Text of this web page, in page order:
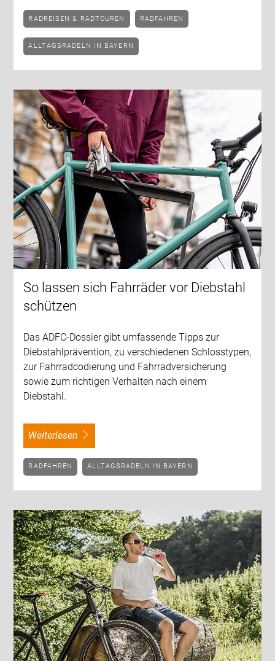
RADREISEN & RADTOUREN RADFAHREN
ALLTAGSRADELN IN BAYERN
So lassen sich Fahrräder vor Diebstahl
schützen
Das ADFC-Dossier gibt umfassende Tipps zur
Diebstahlprävention, zu verschiedenen Schlosstypen,
zur Fahrradcodierung und Fahrradversicherung
sowie zum richtigen Verhalten nach einem
Diebstahl.
weiterlesen
RADFAHREN ALLTAGSRADELN IN BAYERN